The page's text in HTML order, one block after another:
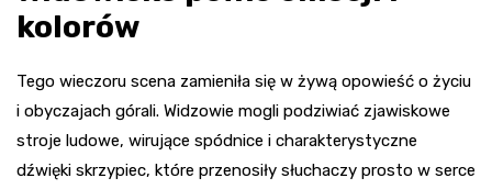
kolorów
Tego wieczoru scena zamieniła się w żywą opowieść o życiu
i obyczajach górali. Widzowie mogli podziwiać zjawiskowe
stroje ludowe, wirujące spódnice i charakterystyczne
dźwięki skrzypiec, które przenosiły słuchaczy prosto w serce